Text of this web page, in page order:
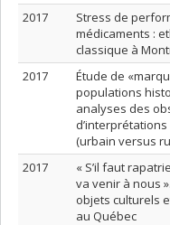
2017
Stress de
médicaments :
classique à
2017
Étude de
populations
analyses des
(urbain versus
2017
« S’il faut
va venir à nous
objets culturels
au Québec